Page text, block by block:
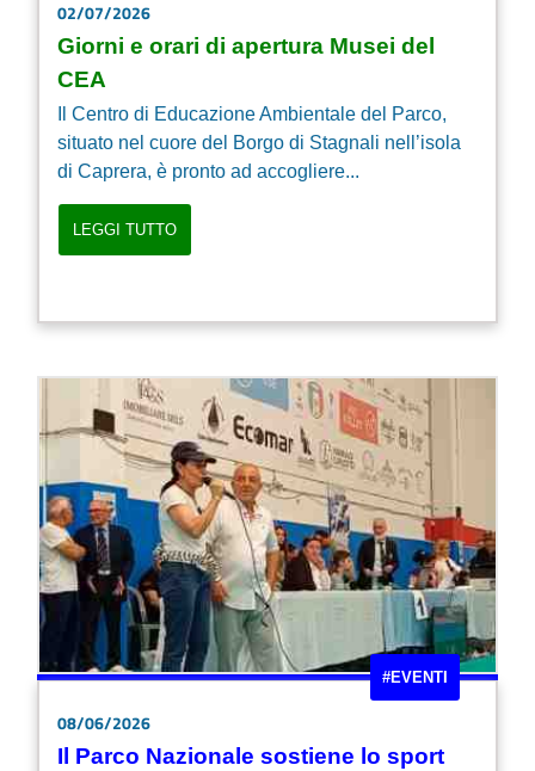
02/07/2026
Giorni e orari di apertura Musei del
CEA
Il Centro di Educazione Ambientale del Parco,
situato nel cuore del Borgo di Stagnali nell’isola
di Caprera, è pronto ad accogliere...
LEGGI TUTTO
#EVENTI
08/06/2026
Il Parco Nazionale sostiene lo sport